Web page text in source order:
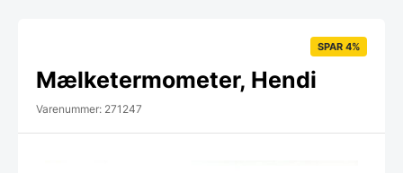
SPAR 4%
Mælketermometer, Hendi
Varenummer: 271247